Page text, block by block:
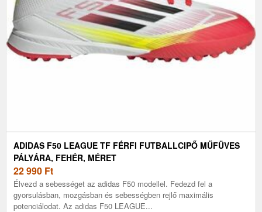
ADIDAS F50 LEAGUE TF FÉRFI FUTBALLCIPŐ MŰFÜVES
PÁLYÁRA, FEHÉR, MÉRET
22 990 Ft
Élvezd a sebességet az adidas F50 modellel. Fedezd fel a
gyorsulásban, mozgásban és sebességben rejlő maximális
potenciálodat. Az adidas F50 LEAGUE...